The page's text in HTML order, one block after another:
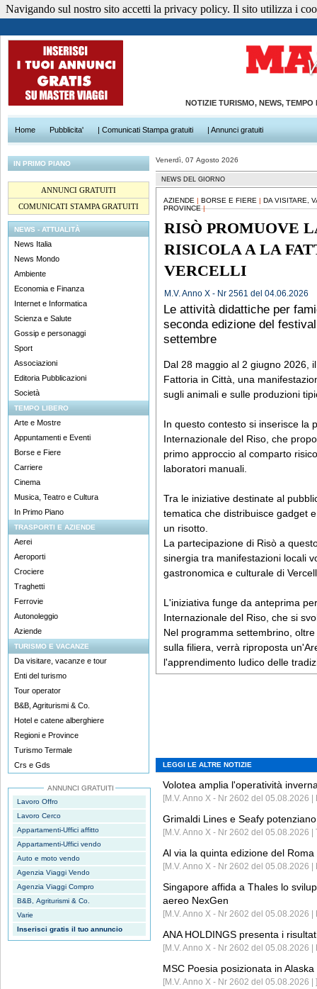
NOTIZIE TURISMO, NEWS,
Home Pubblicita' | Comunicati Stampa gratuiti | Annunci gratuiti
IN PRIMO PIANO
ANNUNCI GRATUITI
COMUNICATI STAMPA GRATUITI
NEWS - ATTUALITÀ
News Italia
News Mondo
Ambiente
Economia e Finanza
Internet e Informatica
Scienza e Salute
Gossip e personaggi
Sport
Associazioni
Editoria Pubblicazioni
Società
TEMPO LIBERO
Arte e Mostre
Appuntamenti e Eventi
Borse e Fiere
Carriere
Cinema
Musica, Teatro e Cultura
In Primo Piano
TRASPORTI E AZIENDE
Aerei
Aeroporti
Crociere
Traghetti
Ferrovie
Autonoleggio
Aziende
TURISMO E VACANZE
Da visitare, vacanze e tour
Enti del turismo
Tour operator
B&B, Agriturismi & Co.
Hotel e catene alberghiere
Regioni e Province
Turismo Termale
Crs e Gds
ANNUNCI GRATUITI
Lavoro Offro
Lavoro Cerco
Appartamenti-Uffici affitto
Appartamenti-Uffici vendo
Auto e moto vendo
Agenzia Viaggi Vendo
Agenzia Viaggi Compro
B&B, Agriturismi & Co.
Varie
Inserisci gratis il tuo annuncio
Venerdì, 07 Agosto 2026
NEWS DEL GIORNO
AZIENDE | BORSE E FIERE | DA VISITARE,
PROVINCE|
RISÒ PROMUOVE
RISICOLA A LA
VERCELLI
M.V. Anno X - Nr 2561 del 04.06.2026
Le attività didattiche per
seconda edizione del
settembre
Dal 28 maggio al 2 giugno 2026,
Fattoria in Città, una
sugli animali e sulle produzioni
In questo contesto si inserisce la
Internazionale del Riso, che
primo approccio al comparto
laboratori manuali.
Tra le iniziative destinate al
tematica che distribuisce gadget
un risotto.
La partecipazione di Risò a
sinergia tra manifestazioni locali
gastronomica e culturale di
L'iniziativa funge da anteprima
Internazionale del Riso, che si
Nel programma settembrino,
sulla filiera, verrà riproposta
l'apprendimento ludico delle
LEGGI LE ALTRE NOTIZIE
Volotea amplia l'operatività
[M.V. Anno X - Nr 2602 del 05.08.2026 |
Grimaldi Lines e Seafy
[M.V. Anno X - Nr 2602 del 05.08.2026 |
Al via la quinta edizione del
[M.V. Anno X - Nr 2602 del 05.08.2026 |
Singapore affida a Thales lo
aereo NexGen
[M.V. Anno X - Nr 2602 del 05.08.2026
ANA HOLDINGS presenta i
[M.V. Anno X - Nr 2602 del 05.08.2026
MSC Poesia posizionata in
[M.V. Anno X - Nr 2602 del 05.08.2026 | ]
Navigando sul nostro sito accetti la privacy policy. Il sito utilizza i